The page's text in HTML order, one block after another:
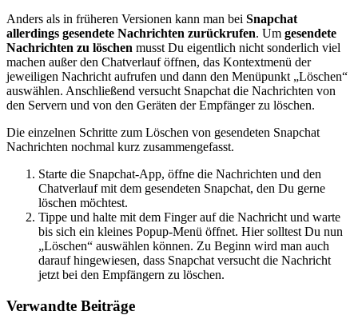
Anders als in früheren Versionen kann man bei Snapchat
allerdings gesendete Nachrichten zurückrufen. Um gesendete
Nachrichten zu löschen musst Du eigentlich nicht sonderlich viel
machen außer den Chatverlauf öffnen, das Kontextmenü der
jeweiligen Nachricht aufrufen und dann den Menüpunkt „Löschen“
auswählen. Anschließend versucht Snapchat die Nachrichten von
den Servern und von den Geräten der Empfänger zu löschen.
Die einzelnen Schritte zum Löschen von gesendeten Snapchat
Nachrichten nochmal kurz zusammengefasst.
Starte die Snapchat-App, öffne die Nachrichten und den
Chatverlauf mit dem gesendeten Snapchat, den Du gerne
löschen möchtest.
Tippe und halte mit dem Finger auf die Nachricht und warte
bis sich ein kleines Popup-Menü öffnet. Hier solltest Du nun
„Löschen“ auswählen können. Zu Beginn wird man auch
darauf hingewiesen, dass Snapchat versucht die Nachricht
jetzt bei den Empfängern zu löschen.
Verwandte Beiträge